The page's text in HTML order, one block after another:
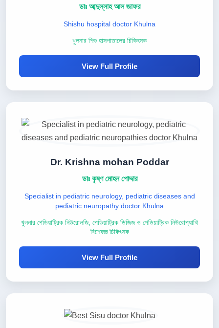
ডাঃ আব্দুল্লাহ আল জাফর
Shishu hospital doctor Khulna
খুলনার শিশু হাসপাতালের চিকিৎসক
View Full Profile
Dr. Krishna mohan Poddar
ডাঃ কৃষ্ণ মোহন পোদ্দার
Specialist in pediatric neurology, pediatric diseases and
pediatric neuropathy doctor Khulna
খুলনার পেডিয়াট্রিক নিউরোলজি, পেডিয়াট্রিক ডিজিজ ও পেডিয়াট্রিক নিউরোপ্যাথি
বিশেষজ্ঞ চিকিৎসক
View Full Profile